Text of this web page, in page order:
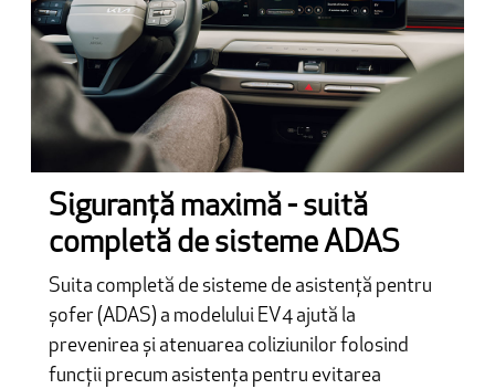
Siguranță maximă - suită
completă de sisteme ADAS
Suita completă de sisteme de asistență pentru
șofer (ADAS) a modelului EV4 ajută la
prevenirea și atenuarea coliziunilor folosind
funcții precum asistența pentru evitarea